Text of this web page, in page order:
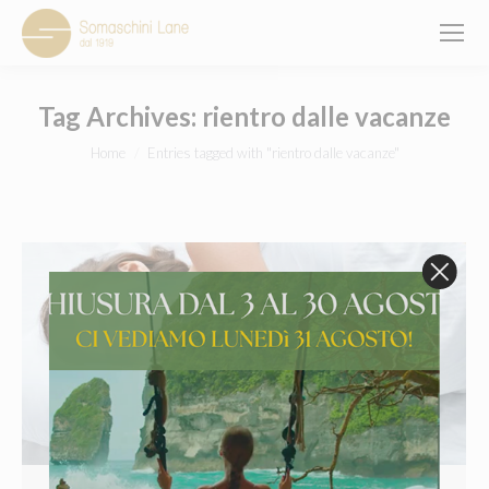
Tag Archives: rientro dalle vacanze
You are here:
Home Entries tagged with "rientro dalle vacanze"